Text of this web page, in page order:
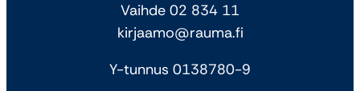
Vaihde 02 834 11
kirjaamo@rauma.fi
Y-tunnus 0138780-9